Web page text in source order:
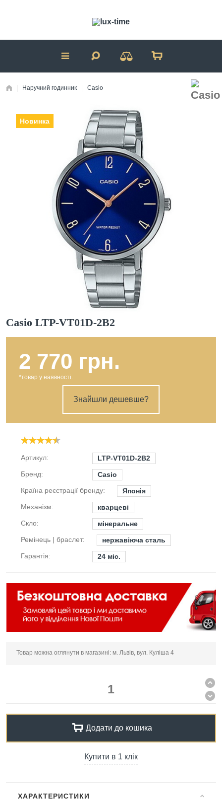
Наручний годинник Casio
Новинка
Casio LTP-VT01D-2B2
2 770 грн.
*товар у наявності.
Знайшли дешевше?
Артикул:
LTP-VT01D-2B2
Бренд:
Casio
Країна реєстрації бренду:
Японія
Механізм:
кварцеві
Скло:
мінеральне
Ремінець | браслет:
нержавіюча сталь
Гарантія:
24 міс.
Товар можна оглянути в магазині: м. Львів, вул. Куліша 4
Додати до кошика
Купити в 1 клік
ХАРАКТЕРИСТИКИ